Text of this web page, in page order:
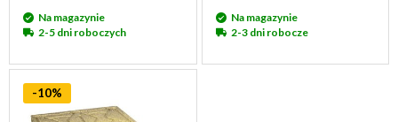
Na magazynie
2-5 dni roboczych
Na magazynie
2-3 dni robocze
-10%